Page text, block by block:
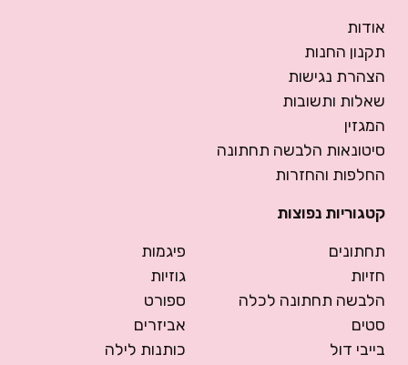
אודות
תקנון החנות
הצהרת נגישות
שאלות ותשובות
המגזין
סיטונאות הלבשה תחתונה
החלפות והחזרות
קטגוריות נפוצות
תחתונים
חזיות
הלבשה תחתונה לכלה
סטים
בייבי דול
פיגמות
גוזיות
ספורט
אביזרים
כותנות לילה